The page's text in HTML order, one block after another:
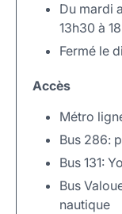
Du mardi
13h30 à
Fermé le
Accès
Métro
Bus 286:
Bus 131:
Bus
nautique